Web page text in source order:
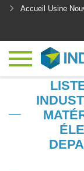
Accueil Usine